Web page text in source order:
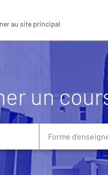
au site principal
un
Forme